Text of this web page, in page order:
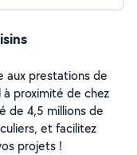
aux prestations de
proximité de chez
de 4,5 millions de
et facilitez
projets !